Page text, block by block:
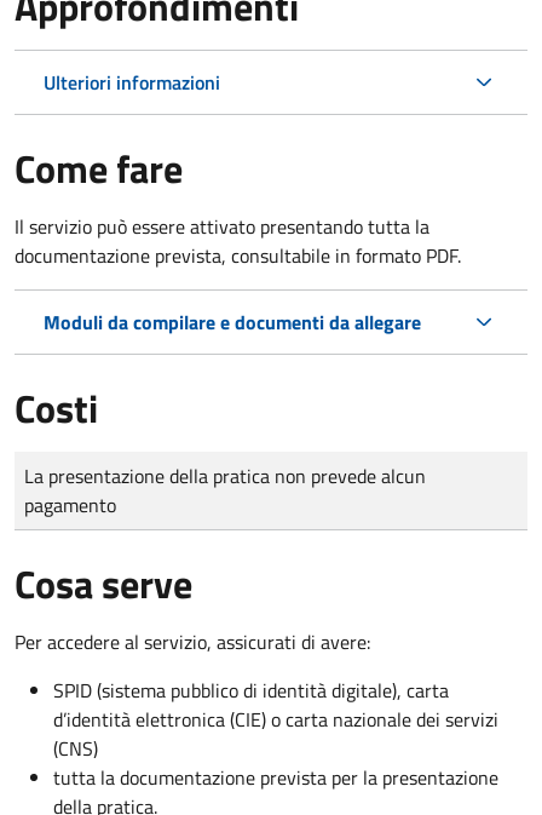
Ulteriori informazioni
Come fare
Il servizio può essere attivato presentando tutta la
documentazione prevista, consultabile in formato PDF.
Moduli da compilare e documenti da allegare
Costi
Tipo di pagamento
Importo
La presentazione della pratica non prevede alcun
pagamento
Cosa serve
Per accedere al servizio, assicurati di avere:
SPID (sistema pubblico di identità digitale), carta
d’identità elettronica (CIE) o carta nazionale dei servizi
(CNS)
tutta la documentazione prevista per la presentazione
della pratica.